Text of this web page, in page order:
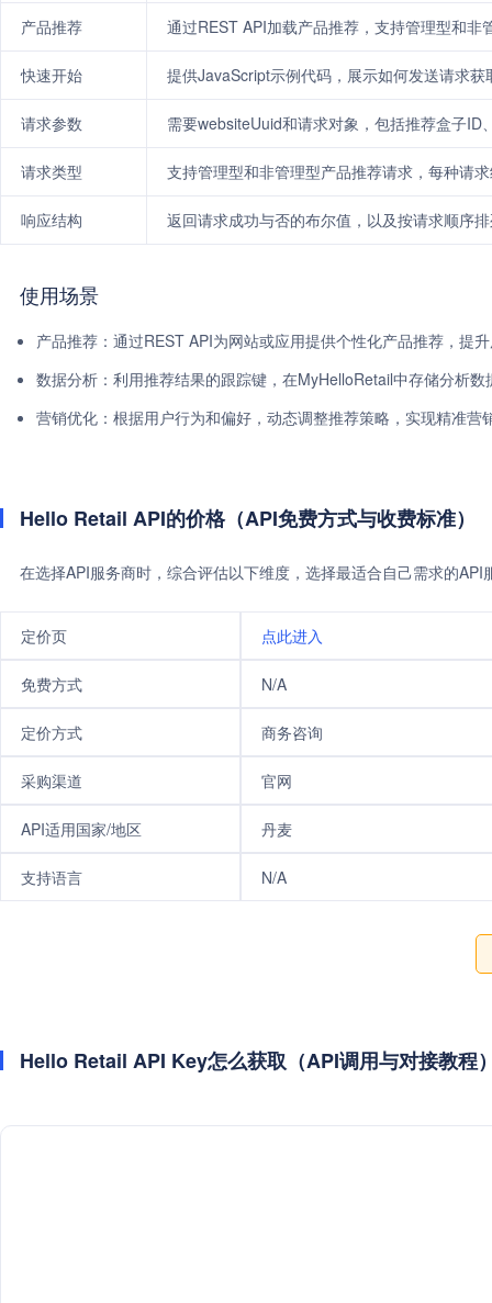
产品推荐 通过REST API加载产品推荐，支持管理型和非
快速开始 提供JavaScript示例代码，展示如何发送请求获
请求参数 需要websiteUuid和请求对象，包括推荐盒子ID
请求类型 支持管理型和非管理型产品推荐请求，每种请
响应结构 返回请求成功与否的布尔值，以及按请求顺序
使用场景
产品推荐：通过REST API为网站或应用提供个性化产品推荐，提
数据分析：利用推荐结果的跟踪键，在MyHelloRetail中存储分析数
营销优化：根据用户行为和偏好，动态调整推荐策略，实现精准营
Hello Retail API的价格（API免费方式与收费标准）
在选择API服务商时，综合评估以下维度，选择最适合自己需求的
定价页 点此进入
免费方式 N/A
定价方式 商务咨询
采购渠道 官网
API适用国家/地区 丹麦
支持语言 N/A
Hello Retail API Key怎么获取（API调用与对接教程